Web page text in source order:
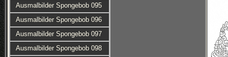
Ausmalbilder Spongebob 095
Ausmalbilder Spongebob 096
Ausmalbilder Spongebob 097
Ausmalbilder Spongebob 098